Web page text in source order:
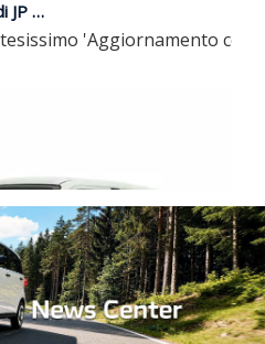
'Aggiornamento